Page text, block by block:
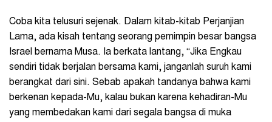
Coba kita telusuri sejenak. Dalam kitab-kitab Perjanjian
Lama, ada kisah tentang seorang pemimpin besar bangsa
Israel bernama Musa. Ia berkata lantang, “Jika Engkau
sendiri tidak berjalan bersama kami, janganlah suruh kami
berangkat dari sini. Sebab apakah tandanya bahwa kami
berkenan kepada-Mu, kalau bukan karena kehadiran-Mu
yang membedakan kami dari segala bangsa di muka